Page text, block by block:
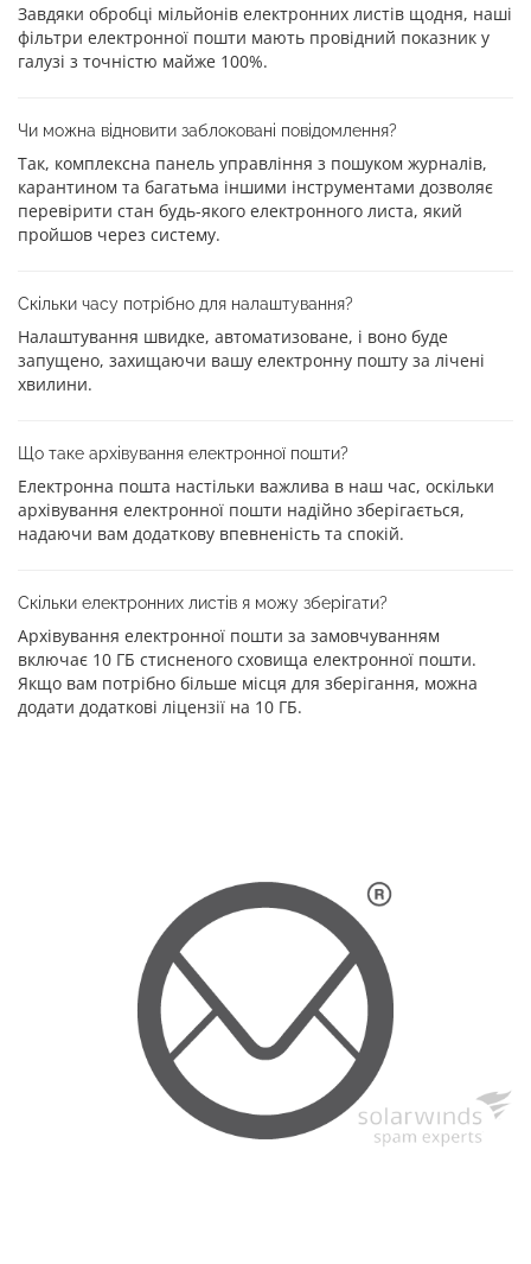
Завдяки обробці мільйонів електронних листів щодня, наші
фільтри електронної пошти мають провідний показник у
галузі з точністю майже 100%.
Чи можна відновити заблоковані повідомлення?
Так, комплексна панель управління з пошуком журналів,
карантином та багатьма іншими інструментами дозволяє
перевірити стан будь-якого електронного листа, який
пройшов через систему.
Скільки часу потрібно для налаштування?
Налаштування швидке, автоматизоване, і воно буде
запущено, захищаючи вашу електронну пошту за лічені
хвилини.
Що таке архівування електронної пошти?
Електронна пошта настільки важлива в наш час, оскільки
архівування електронної пошти надійно зберігається,
надаючи вам додаткову впевненість та спокій.
Скільки електронних листів я можу зберігати?
Архівування електронної пошти за замовчуванням
включає 10 ГБ стисненого сховища електронної пошти.
Якщо вам потрібно більше місця для зберігання, можна
додати додаткові ліцензії на 10 ГБ.